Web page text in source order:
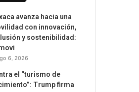
avanza hacia una
con innovación,
y sostenibilidad:
6, 2026
el “turismo de
Trump firma